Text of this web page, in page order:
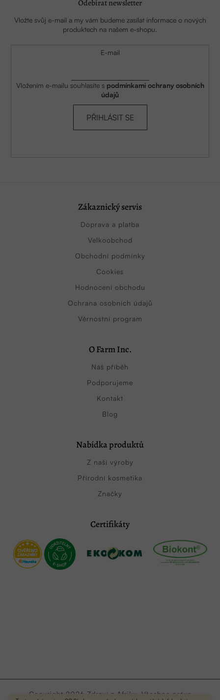
Odebírat newsletter
Vložte svůj e-mail a my vám budeme zasílat informace o nových
produktech na našem e-shopu.
E-mail
Vložením e-mailu souhlasíte s podmínkami ochrany osobních
údajů
PŘIHLÁSIT SE
Zákaznický servis
Doprava a platba
Velkoobchod
Obchodní podmínky
Cookies
Hodnocení obchodu
Ochrana osobních údajů
Věrnostní program
O Farm Inc.
Náš příběh
Podporujeme
Kontakt
Blog
Nabídka produktů
Z naší výroby
Přírodní kosmetika
Značky
Certifikáty
Copyright 2026 Zdraví z Afriky . Všechna práva